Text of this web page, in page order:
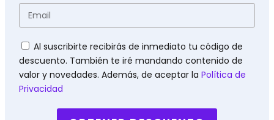
Políticas
Al suscribirte recibirás de inmediato tu código de
descuento. También te iré mandando contenido de
valor y novedades. Además, de aceptar la Política de
Privacidad